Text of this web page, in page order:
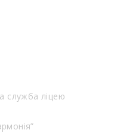
служба ліцею